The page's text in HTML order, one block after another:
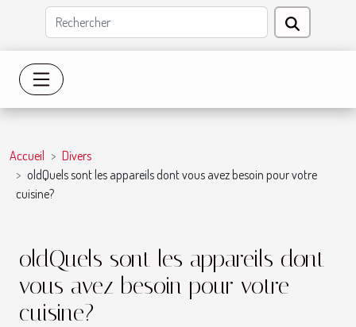
Accueil
Divers
oldQuels sont les appareils dont vous avez besoin pour votre
cuisine?
oldQuels sont les appareils dont
vous avez besoin pour votre
cuisine?